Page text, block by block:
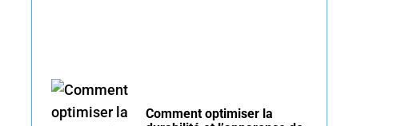
Comment optimiser la